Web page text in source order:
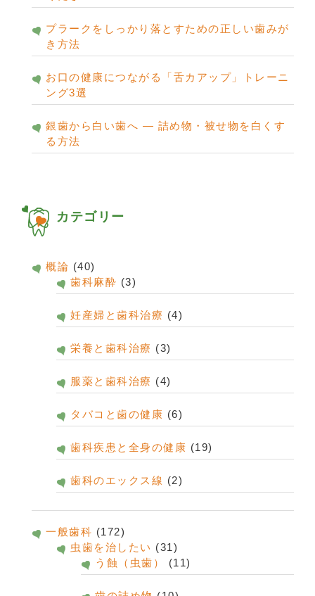
プラークをしっかり落とすための正しい歯みが
き方法
お口の健康につながる「舌カアップ」トレーニ
ング3選
銀歯から白い歯へ ― 詰め物・被せ物を白くす
る方法
カテゴリー
概論 (40)
歯科麻酔 (3)
妊産婦と歯科治療 (4)
栄養と歯科治療 (3)
服薬と歯科治療 (4)
タバコと歯の健康 (6)
歯科疾患と全身の健康 (19)
歯科のエックス線 (2)
一般歯科 (172)
虫歯を治したい (31)
う蝕（虫歯）
(11)